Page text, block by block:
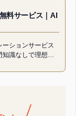
料サービス｜AI
ションサービス
識なしで理想の